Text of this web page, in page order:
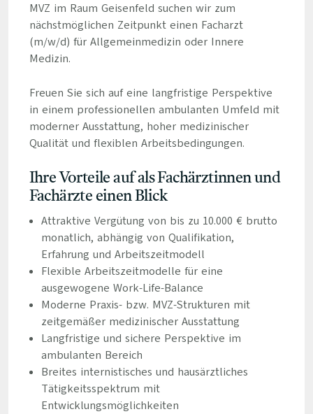
MVZ im Raum Geisenfeld suchen wir zum
nächstmöglichen Zeitpunkt einen Facharzt
(m/w/d) für Allgemeinmedizin oder Innere
Medizin.
Freuen Sie sich auf eine langfristige Perspektive
in einem professionellen ambulanten Umfeld mit
moderner Ausstattung, hoher medizinischer
Qualität und flexiblen Arbeitsbedingungen.
Ihre Vorteile auf als Fachärztinnen und
Fachärzte einen Blick
Attraktive Vergütung von bis zu 10.000 € brutto
monatlich, abhängig von Qualifikation,
Erfahrung und Arbeitszeitmodell
Flexible Arbeitszeitmodelle für eine
ausgewogene Work-Life-Balance
Moderne Praxis- bzw. MVZ-Strukturen mit
zeitgemäßer medizinischer Ausstattung
Langfristige und sichere Perspektive im
ambulanten Bereich
Breites internistisches und hausärztliches
Tätigkeitsspektrum mit
Entwicklungsmöglichkeiten